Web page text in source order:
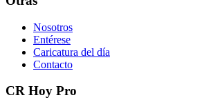
Nosotros
Entérese
Caricatura del día
Contacto
CR Hoy Pro